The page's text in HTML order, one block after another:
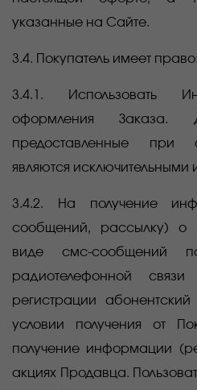
указанные на Сайте.
3.4. Покупатель имеет право:
3.4.1. Использовать
оформления Заказа.
предоставленные при
являются
3.4.2. На получение
сообщений, рассылку) о
виде смс-сообщений
радиотелефонной
регистрации
условии получения от
получение информации
акциях Продавца.